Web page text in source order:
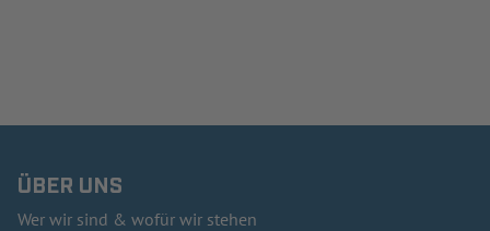
ÜBER UNS
Wer wir sind & wofür wir stehen